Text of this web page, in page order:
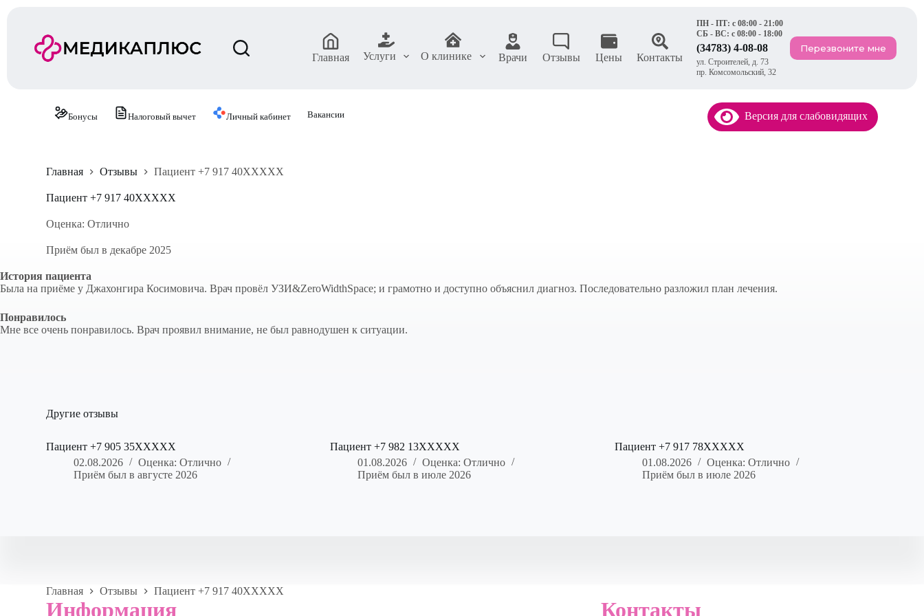
Главная Услуги О клинике Врачи Отзывы Цены Контакты
ПН - ПТ: с 08:00 - 21:00
СБ - ВС: с 08:00 - 18:00
(34783) 4-08-08
ул. Строителей, д. 73
пр. Комсомольский, 32
Перезвоните мне
Бонусы Налоговый вычет Личный кабинет Вакансии Версия для слабовидящих
Главная Отзывы Пациент +7 917 40XXXXX
Пациент +7 917 40XXXXX
Оценка: Отлично
Приём был в декабре 2025
История пациента
Была на приёме у Джахонгира Косимовича. Врач провёл УЗИ&ZeroWidthSpace; и грамотно и доступно объяснил диагноз. Последовательно разложил план лечения.
Понравилось
Мне все очень понравилось. Врач проявил внимание, не был равнодушен к ситуации.
Другие отзывы
Пациент +7 905 35XXXXX
02.08.2026
Оценка: Отлично
Приём был в августе 2026
Пациент +7 982 13XXXXX
01.08.2026
Оценка: Отлично
Приём был в июле 2026
Пациент +7 917 78XXXXX
01.08.2026
Оценка: Отлично
Приём был в июле 2026
Главная Отзывы Пациент +7 917 40XXXXX
Информация Контакты